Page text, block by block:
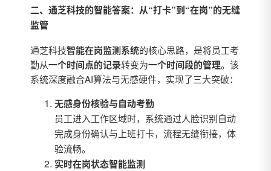
二、通芝科技的智能答案：从“打卡”到“在岗”的无缝
监管
通芝科技智能在岗监测系统的核心思路，是将员工考
勤从一个时间点的记录转变为一个时间段的管理。该
系统深度融合AI算法与无感硬件，实现了三大突破：
无感身份核验与自动考勤
员工进入工作区域时，系统通过人脸识别自动
完成身份确认与上班打卡，流程无缝衔接，体
验流畅。
实时在岗状态智能监测